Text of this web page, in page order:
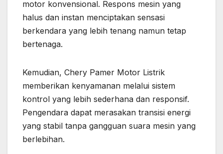
motor konvensional. Respons mesin yang
halus dan instan menciptakan sensasi
berkendara yang lebih tenang namun tetap
bertenaga.
Kemudian, Chery Pamer Motor Listrik
memberikan kenyamanan melalui sistem
kontrol yang lebih sederhana dan responsif.
Pengendara dapat merasakan transisi energi
yang stabil tanpa gangguan suara mesin yang
berlebihan.